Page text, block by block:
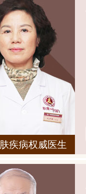
疾病权威医生